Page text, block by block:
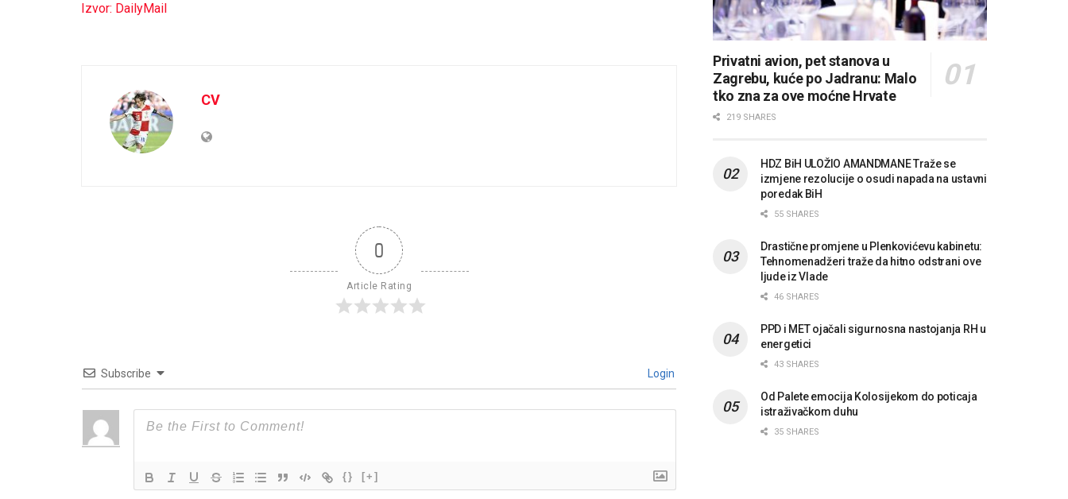
Izvor: DailyMail
CV
0
Article Rating
Subscribe Login
{} [+]
Privatni avion, pet stanova u
Zagrebu, kuće po Jadranu: Malo
tko zna za ove moćne Hrvate
219 SHARES
HDZ BiH ULOŽIO AMANDMANE Traže se
izmjene rezolucije o osudi napada na ustavni
poredak BiH
55 SHARES
Drastične promjene u Plenkovićevu kabinetu:
Tehnomenadžeri traže da hitno odstrani ove
ljude iz Vlade
46 SHARES
PPD i MET ojačali sigurnosna nastojanja RH u
energetici
43 SHARES
Od Palete emocija Kolosijekom do poticaja
istraživačkom duhu
35 SHARES